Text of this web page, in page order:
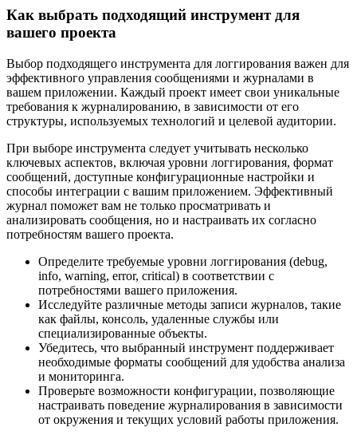
Как выбрать подходящий инструмент для
вашего проекта
Выбор подходящего инструмента для логгирования важен для
эффективного управления сообщениями и журналами в
вашем приложении. Каждый проект имеет свои уникальные
требования к журналированию, в зависимости от его
структуры, используемых технологий и целевой аудитории.
При выборе инструмента следует учитывать несколько
ключевых аспектов, включая уровни логгирования, формат
сообщений, доступные конфигурационные настройки и
способы интеграции с вашим приложением. Эффективный
журнал поможет вам не только просматривать и
анализировать сообщения, но и настраивать их согласно
потребностям вашего проекта.
Определите требуемые уровни логгирования (debug,
info, warning, error, critical) в соответствии с
потребностями вашего приложения.
Исследуйте различные методы записи журналов, такие
как файлы, консоль, удаленные службы или
специализированные объекты.
Убедитесь, что выбранный инструмент поддерживает
необходимые форматы сообщений для удобства анализа
и мониторинга.
Проверьте возможности конфигурации, позволяющие
настраивать поведение журналирования в зависимости
от окружения и текущих условий работы приложения.